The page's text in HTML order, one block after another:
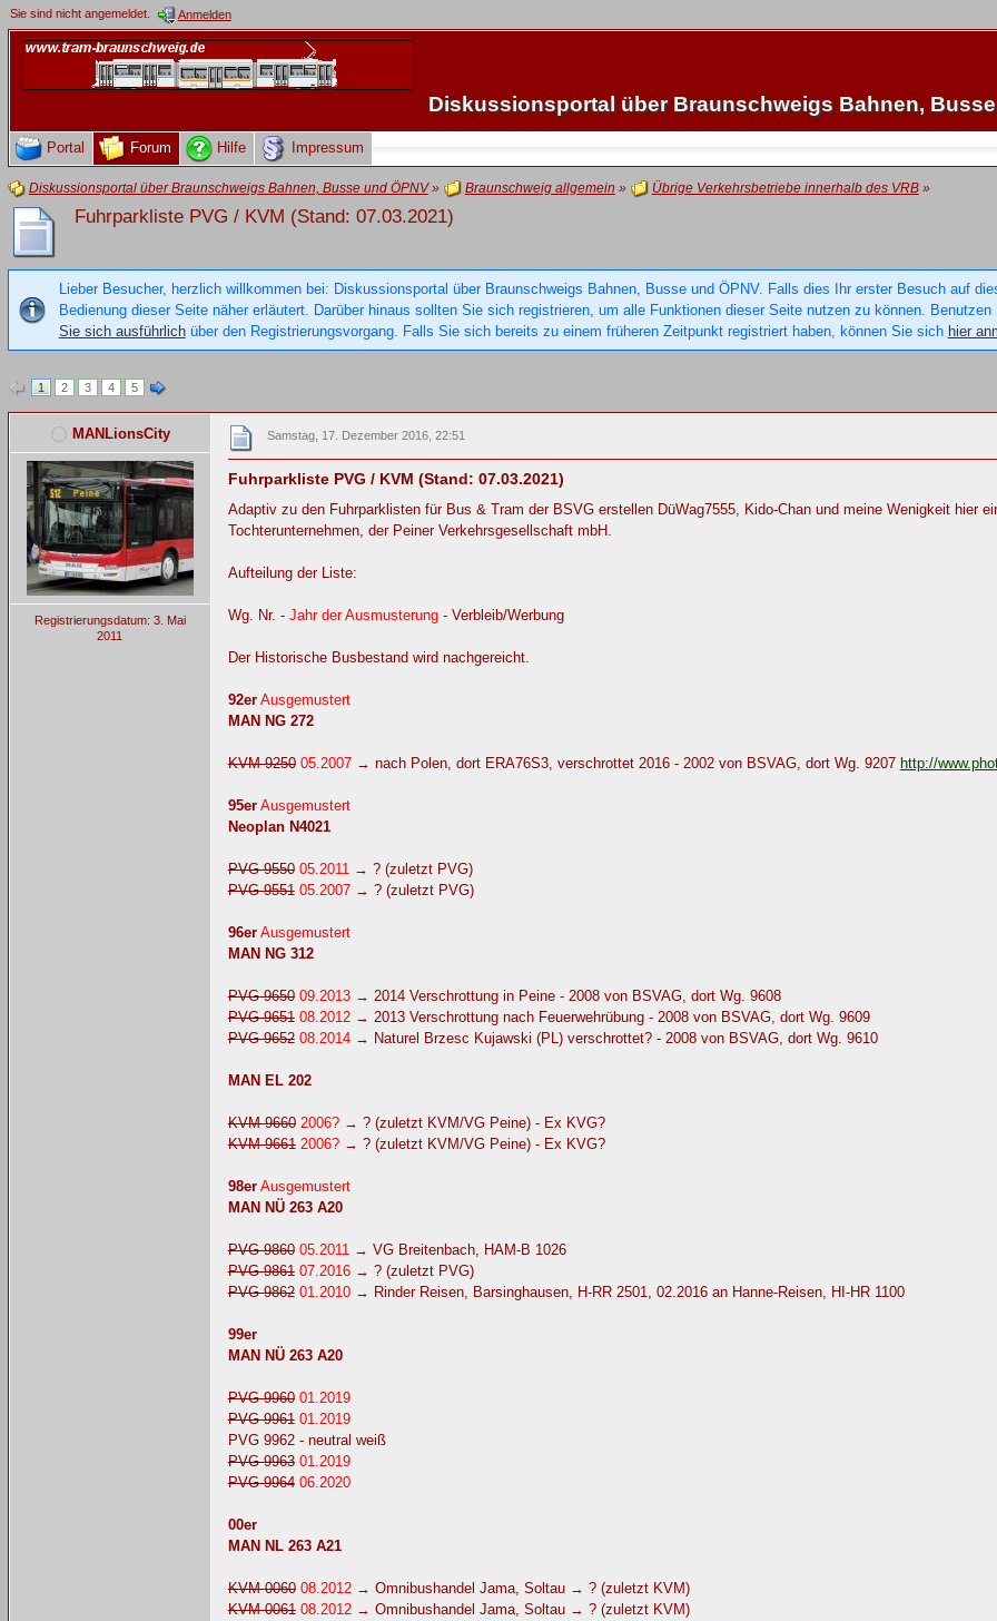
Sie sind nicht angemeldet. Anmelden
Diskussionsportal über Braunschweigs Bahnen,
Portal Forum Hilfe Impressum
Diskussionsportal über Braunschweigs Bahnen, Busse und ÖPNV» Braunschweig allgemein » Übrige Verkehrsbetriebe innerhalb des VRB»
Fuhrparkliste PVG / KVM (Stand: 07.03.2021)
Lieber Besucher, herzlich willkommen bei: Diskussionsportal über Braunschweigs Bahnen, Busse und ÖPNV. Falls dies Ihr erster Besuch auf
Bedienung dieser Seite näher erläutert. Darüber hinaus sollten Sie sich registrieren, um alle Funktionen dieser Seite nutzen zu können. Benutzen
Sie sich ausführlichüber den Registrierungsvorgang. Falls Sie sich bereits zu einem früheren Zeitpunkt registriert haben, können Sie sich hier
1 2 3 4 5
MANLionsCity
Registrierungsdatum: 3. Mai
2011
Samstag, 17. Dezember 2016, 22:51
Fuhrparkliste PVG / KVM (Stand: 07.03.2021)
Adaptiv zu den Fuhrparklisten für Bus & Tram der BSVG erstellen DüWag7555, Kido-Chan und meine Wenigkeit hier
Tochterunternehmen, der Peiner Verkehrsgesellschaft mbH.
Aufteilung der Liste:
Wg. Nr. - Jahr der Ausmusterung- Verbleib/Werbung
Der Historische Busbestand wird nachgereicht.
92er Ausgemustert
MAN NG 272
KVM 9250 05.2007→ nach Polen, dort ERA76S3, verschrottet 2016 - 2002 von BSVAG, dort Wg. 9207 http://
95er Ausgemustert
Neoplan N4021
PVG 9550 05.2011→ ? (zuletzt PVG)
PVG 9551 05.2007→ ? (zuletzt PVG)
96er Ausgemustert
MAN NG 312
PVG 9650 09.2013→ 2014 Verschrottung in Peine - 2008 von BSVAG, dort Wg. 9608
PVG 9651 08.2012→ 2013 Verschrottung nach Feuerwehrübung - 2008 von BSVAG, dort Wg. 9609
PVG 9652 08.2014→ Naturel Brzesc Kujawski (PL) verschrottet? - 2008 von BSVAG, dort Wg. 9610
MAN EL 202
KVM 9660 2006?→ ? (zuletzt KVM/VG Peine) - Ex KVG?
KVM 9661 2006?→ ? (zuletzt KVM/VG Peine) - Ex KVG?
98er Ausgemustert
MAN NÜ 263 A20
PVG 9860 05.2011→ VG Breitenbach, HAM-B 1026
PVG 9861 07.2016→ ? (zuletzt PVG)
PVG 9862 01.2010→ Rinder Reisen, Barsinghausen, H-RR 2501, 02.2016 an Hanne-Reisen, HI-HR 1100
99er
MAN NÜ 263 A20
PVG 9960 01.2019
PVG 9961 01.2019
PVG 9962 - neutral weiß
PVG 9963 01.2019
PVG 9964 06.2020
00er
MAN NL 263 A21
KVM 0060 08.2012→ Omnibushandel Jama, Soltau → ? (zuletzt KVM)
KVM 0061 08.2012→ Omnibushandel Jama, Soltau → ? (zuletzt KVM)